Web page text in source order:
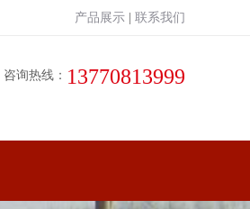
产品展示 联系我们
咨询热线： 13770813999